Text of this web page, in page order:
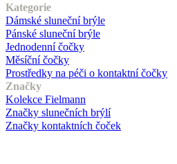
Kategorie
Dámské sluneční brýle
Pánské sluneční brýle
Jednodenní čočky
Měsíční čočky
Prostředky na péči o kontaktní čočky
Značky
Kolekce Fielmann
Značky slunečních brýlí
Značky kontaktních čoček